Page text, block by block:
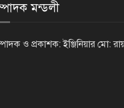
মন্ডলী
ও প্রকাশক: ইঞ্জিনিয়ার মো: